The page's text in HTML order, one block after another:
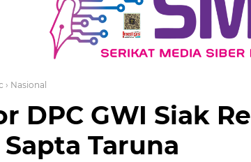
› Nasional
DPC GWI Siak
Taruna